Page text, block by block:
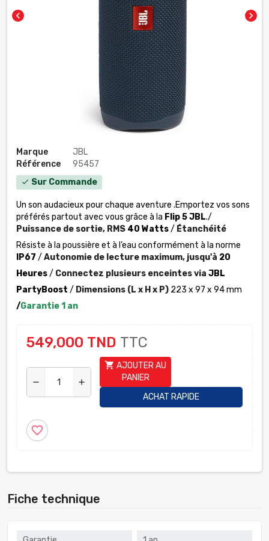
chevron_left chevron_right
Marque
JBL
Référence
95457
check Sur Commande
Un son audacieux pour chaque aventure .Emportez vos sons
préférés partout avec vous grâce à la Flip 5 JBL./
Puissance de sortie, RMS 40 Watts/ Étanchéité
Résiste à la poussière et à l’eau conformément à la norme
IP67 / Autonomie de lecture maximum, jusqu'à 20
Heures/ Connectez plusieurs enceintes via JBL
PartyBoost / Dimensions (L x H x P) 223 x 97 x 94 mm
/Garantie 1 an
549,000 TND TTC
remove add
shopping_cart AJOUTER AU
PANIER
ACHAT RAPIDE
favorite_border
Fiche technique